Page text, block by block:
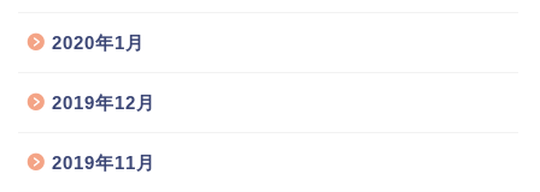
2020年1月
2019年12月
2019年11月